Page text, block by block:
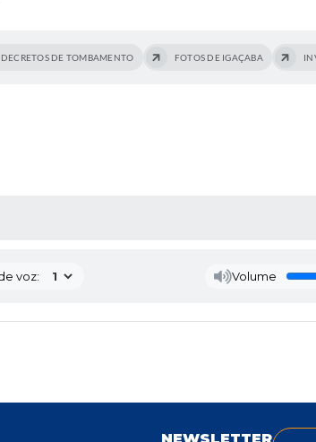
DECRETOS DE TOMBAMENTO FOTOS DE IGAÇABA
voz: Volume